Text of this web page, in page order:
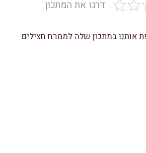
דרגו את המתכון
אותנו במתכון שלה לממרח חצילים